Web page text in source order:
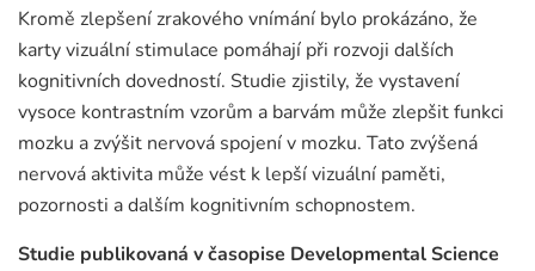
Kromě zlepšení zrakového vnímání bylo prokázáno, že
karty vizuální stimulace pomáhají při rozvoji dalších
kognitivních dovedností. Studie zjistily, že vystavení
vysoce kontrastním vzorům a barvám může zlepšit funkci
mozku a zvýšit nervová spojení v mozku. Tato zvýšená
nervová aktivita může vést k lepší vizuální paměti,
pozornosti a dalším kognitivním schopnostem.
Studie publikovaná v časopise Developmental Science